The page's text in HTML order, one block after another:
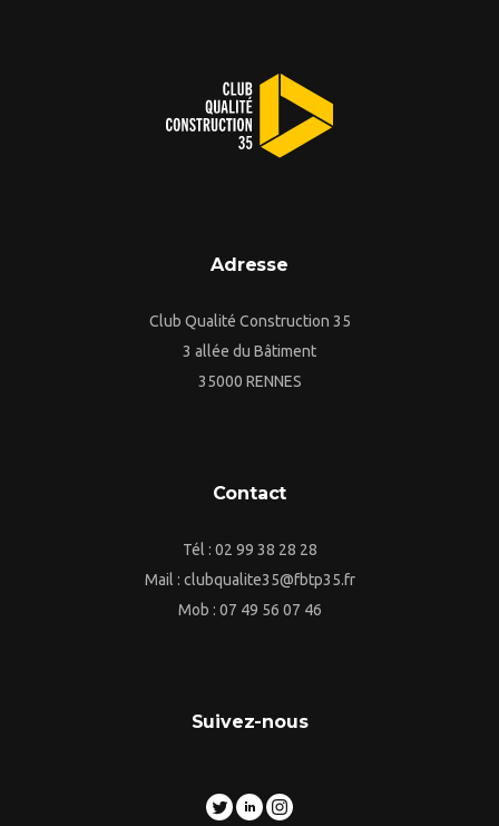
Adresse
Club Qualité Construction 35
3 allée du Bâtiment
35000 RENNES
Contact
Tél : 02 99 38 28 28
Mail : clubqualite35@fbtp35.fr
Mob : 07 49 56 07 46
Suivez-nous